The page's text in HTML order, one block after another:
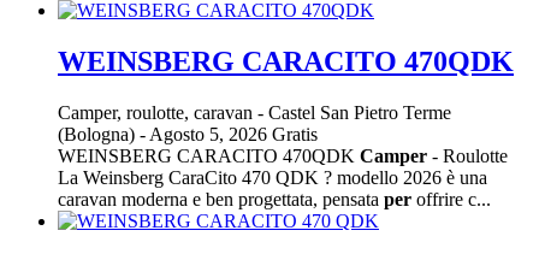
WEINSBERG CARACITO 470QDK
Camper, roulotte, caravan - Castel San Pietro Terme
(Bologna) - Agosto 5, 2026 Gratis
WEINSBERG CARACITO 470QDK Camper - Roulotte
La Weinsberg CaraCito 470 QDK ? modello 2026 è una
caravan moderna e ben progettata, pensata per offrire c...